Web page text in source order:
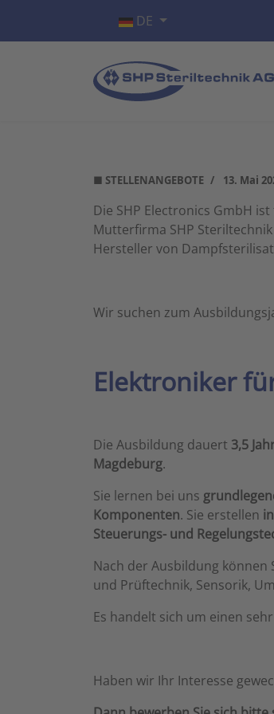
Sprache auswählen
DE
■ STELLENANGEBOTE 13. Mai
Die SHP Electronics GmbH
Mutterfirma SHP
Hersteller von
Wir suchen zum
Elektroniker
Die Ausbildung dauert 3,5
Magdeburg.
Sie lernen bei uns
Komponenten. Sie erstellen
Steuerungs- und
Nach der Ausbildung können
und Prüftechnik, Sensorik,
Es handelt sich um einen
Haben wir Ihr Interesse